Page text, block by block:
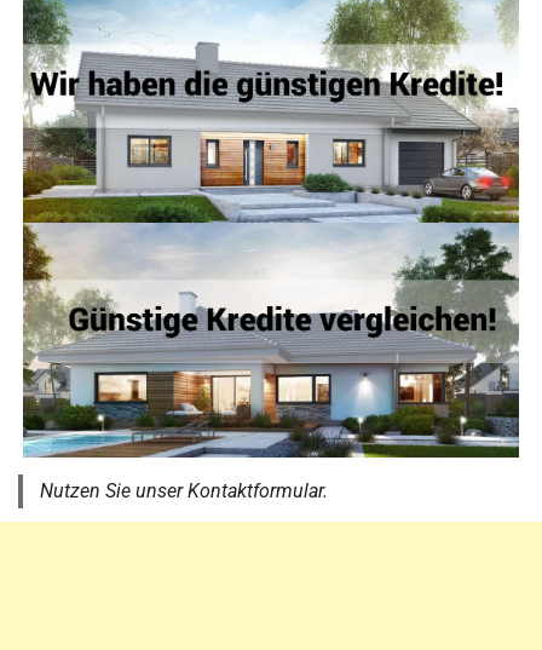
Nutzen Sie unser Kontaktformular.